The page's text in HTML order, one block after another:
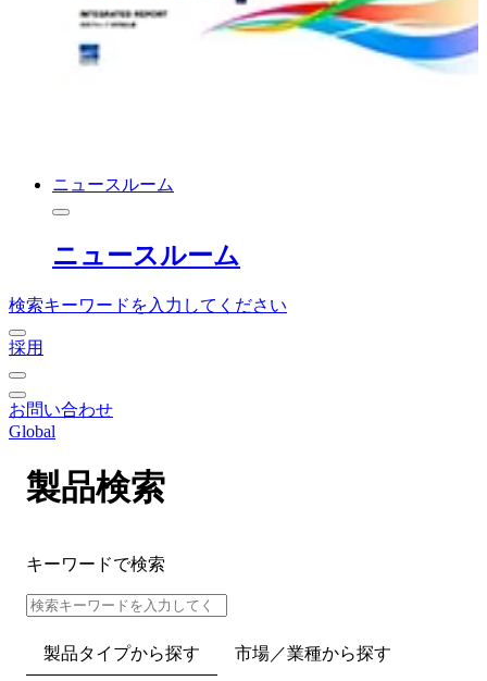
ニュースルーム
ニュースルーム
検索キーワードを入力してください
採用
お問い合わせ
Global
製品検索
キーワードで検索
製品タイプから探す 市場／業種から探す